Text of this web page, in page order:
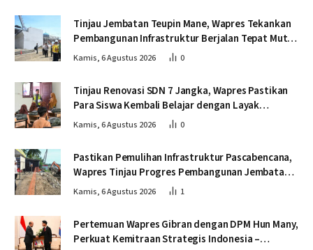
Tinjau Jembatan Teupin Mane, Wapres Tekankan
Pembangunan Infrastruktur Berjalan Tepat Mutu
dan Tepat Waktu
Kamis, 6 Agustus 2026 0
Tinjau Renovasi SDN 7 Jangka, Wapres Pastikan
Para Siswa Kembali Belajar dengan Layak
Pascabencana
Kamis, 6 Agustus 2026 0
Pastikan Pemulihan Infrastruktur Pascabencana,
Wapres Tinjau Progres Pembangunan Jembatan
Krueng Tingkeum Bireuen
Kamis, 6 Agustus 2026 1
Pertemuan Wapres Gibran dengan DPM Hun Many,
Perkuat Kemitraan Strategis Indonesia –